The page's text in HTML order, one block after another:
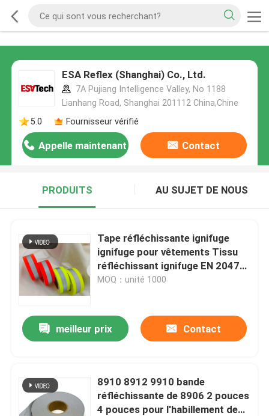
ESA Reflex (Shanghai) Co., Ltd.
7A Pujiang Intelligence Valley, No 1188
Lianhang Road, Shanghai 201112 China,Chine
5.0
Fournisseur vérifié
Appelle maintenant Contact
PRODUITS AU SUJET DE NOUS
Tape réfléchissante ignifuge
ignifuge pour vêtements Tissu
réfléchissant ignifuge EN 20471
classe 2
MOQ：unité 1000
meilleur prix Contact
8910 8912 9910 bande
réfléchissante de 8906 2 pouces
4 pouces pour l'habillement de